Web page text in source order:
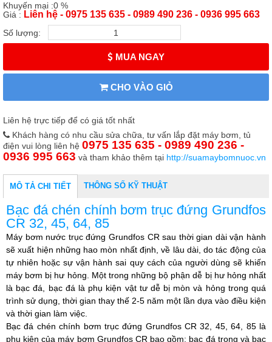
Khuyến mại :0 %
Giá : Liên hệ - 0975 135 635 - 0989 490 236 - 0936 995 663
Số lượng:
MUA NGAY
CHO VÀO GIỎ
Liên hệ trực tiếp để có giá tốt nhất
Khách hàng có nhu cầu sửa chữa, tư vấn lắp đặt máy bơm, tủ
điện vui lòng liên hệ 0975 135 635 - 0989 490 236 -
0936 995 663 và tham khảo thêm tại http://suamaybomnuoc.vn
MÔ TẢ CHI TIẾT THÔNG SỐ KỸ THUẬT
Bạc đá chén chính bơm trục đứng Grundfos
CR 32, 45, 64, 85
Máy bơm nước trục đứng Grundfos CR sau thời gian dài vận hành
sẽ xuất hiện những hao mòn nhất định, về lâu dài, do tác động của
tự nhiên hoặc sự vận hành sai quy cách của người dùng sẽ khiến
máy bơm bị hư hỏng. Một trong những bộ phận dễ bị hư hỏng nhất
là bạc đá, bạc đá là phụ kiện vật tư dễ bị mòn và hỏng trong quá
trình sử dụng, thời gian thay thế 2-5 năm một lần dựa vào điều kiện
và thời gian làm việc.
Bạc đá chén chính bơm trục đứng Grundfos CR 32, 45, 64, 85 là
phụ kiện của máy bơm Grundfos CR bao gồm: bạc đá trong và bạc